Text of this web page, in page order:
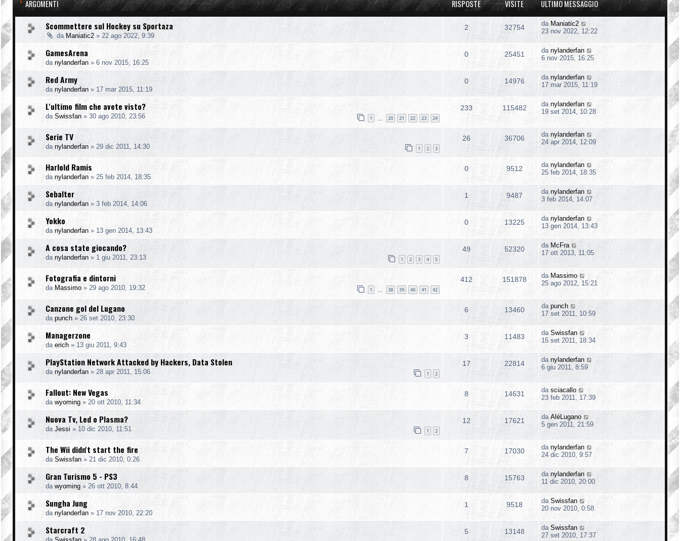
ARGOMENTI RISPOSTE VISITE ULTIMO MESSAGGIO
Scommettere sul Hockey su Sportaza
da Maniatic2 » 22 ago 2022, 9:39
2 32754 da Maniatic2
23 nov 2022, 12:22
GamesArena
da nylanderfan » 6 nov 2015, 16:25
0 25451 da nylanderfan
6 nov 2015, 16:25
Red Army
da nylanderfan » 17 mar 2015, 11:19
0 14976 da nylanderfan
17 mar 2015, 11:19
L'ultimo film che avete visto?
da Swissfan » 30 ago 2010, 23:56 1 20 21 22 23 24
233 115482 da nylanderfan
19 set 2014, 10:28
Serie TV
da nylanderfan » 29 dic 2011, 14:30 1 2 3
26 36706 da nylanderfan
24 apr 2014, 12:09
Harlold Ramis
da nylanderfan » 25 feb 2014, 18:35
0 9512 da nylanderfan
25 feb 2014, 18:35
Sebalter
da nylanderfan » 3 feb 2014, 14:06
1 9487 da nylanderfan
3 feb 2014, 14:07
Yokko
da nylanderfan » 13 gen 2014, 13:43
0 13225 da nylanderfan
13 gen 2014, 13:43
A cosa state giocando?
da nylanderfan » 1 giu 2011, 23:13 1 2 3 4 5
49 52320 da McFra
17 ott 2013, 11:05
Fotografia e dintorni
da Massimo » 29 ago 2010, 19:32 1 38 39 40 41 42
412 151878 da Massimo
25 ago 2012, 15:21
Canzone gol del Lugano
da punch » 26 set 2010, 23:30
6 13460 da punch
17 set 2011, 10:59
Managerzone
da erich » 13 giu 2011, 9:43
3 11483 da Swissfan
15 set 2011, 18:34
PlayStation Network Attacked by Hackers, Data Stolen
da nylanderfan » 28 apr 2011, 15:06 1 2
17 22814 da nylanderfan
6 giu 2011, 8:59
Fallout: New Vegas
da wyoming » 20 ott 2010, 11:34
8 14631 da sciacallo
23 feb 2011, 17:39
Nuova Tv, Led o Plasma?
da Jessi » 10 dic 2010, 11:51 1 2
12 17621 da AléLugano
5 gen 2011, 21:59
The Wii didn't start the fire
da Swissfan » 21 dic 2010, 0:26
7 17030 da nylanderfan
24 dic 2010, 9:57
Gran Turismo 5 - PS3
da wyoming » 26 ott 2010, 8:44
8 15763 da nylanderfan
11 dic 2010, 20:00
Sungha Jung
da nylanderfan » 17 nov 2010, 22:20
1 9518 da Swissfan
20 nov 2010, 0:58
Starcraft 2 5 13148 da Swissfan
27 set 2010, 17:37